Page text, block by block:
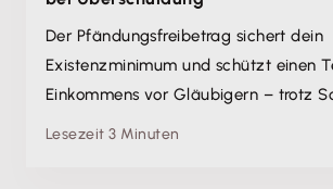
Der Pfändungsfreibetrag sichert dein
Existenzminimum und schützt einen
Einkommens vor Gläubigern – trotz
Lesezeit 3 Minuten